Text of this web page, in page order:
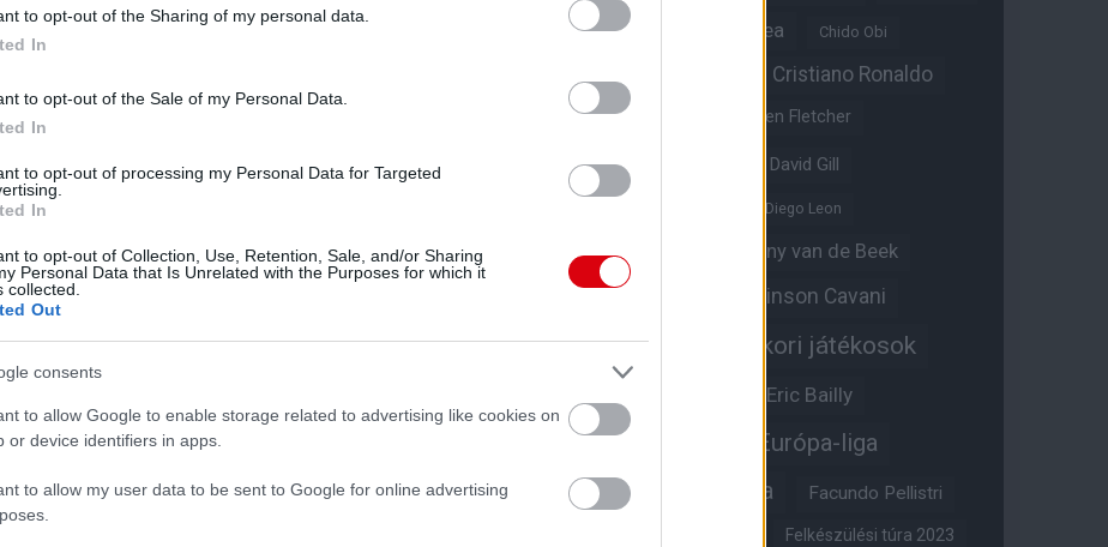
to opt-out of the Sharing of my personal data.
In
to opt-out of the Sale of my Personal Data.
In
to opt-out of processing my Personal Data for Targeted
In
to opt-out of Collection, Use, Retention, Sale, and/or Sharing
Personal Data that Is Unrelated with the Purposes for which it
collected.
Out
consents
to allow Google to enable storage related to advertising like cookies on
or device identifiers in apps.
to allow my user data to be sent to Google for online advertising
Casemiro Chelsea Chido Obi
Cristiano Ronaldo
Crystal Palace Darren Fletcher
David De Gea David Gill
Diego Leon
Diogo Dalot
Donny van de Beek
Edinson Cavani
Edzői stáb Egykori játékosok
Eric Bailly
Erik ten Hag Európa-liga
Everton FA-kupa Facundo Pellistri
Felkészülési túra 2023